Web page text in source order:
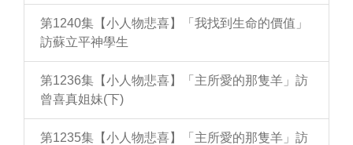
第1240集【小人物悲喜】「我找到生命的價值」
訪蘇立平神學生
第1236集【小人物悲喜】「主所愛的那隻羊」訪
曾喜真姐妹(下)
第1235集【小人物悲喜】「主所愛的那隻羊」訪